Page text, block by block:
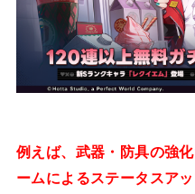
例えば、武器・防具の強
ームによるステータスア